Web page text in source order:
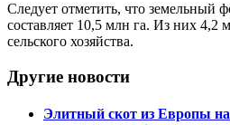
Следует отметить, что земельный
составляет 10,5 млн га. Из них 4,2
сельского хозяйства.
Другие новости
Элитный скот из Европы